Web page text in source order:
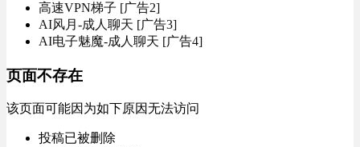
高速VPN梯子 [广告2]
AI风月-成人聊天 [广告3]
AI电子魅魔-成人聊天 [广告4]
页面不存在
该页面可能因为如下原因无法访问
投稿已被删除